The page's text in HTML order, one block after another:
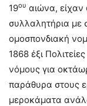
19ου αιώνα, είχαν
συλλαλητήρια µε
ομοσπονδιακή
1868 έξι
νόμους για
παράθυρα στους
μεροκάματα